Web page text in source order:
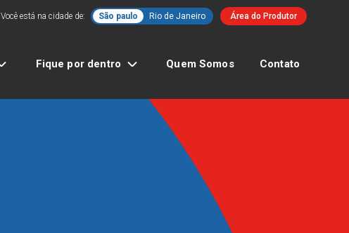
Você está na cidade de: São paulo Rio de Janeiro Área do Produtor
Fique por dentro Quem Somos Contato